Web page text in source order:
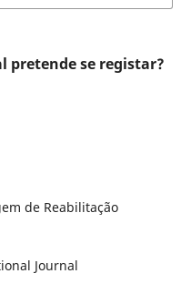
pretende se registar?
de Reabilitação
Journal